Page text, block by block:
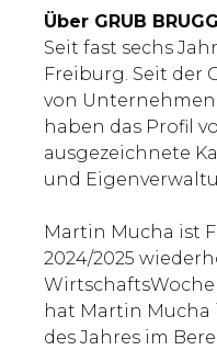
Über GRUB
Seit fast sechs
Freiburg. Seit der
von
haben das Profil
ausgezeichnete
und
Martin Mucha ist
2024/2025
hat Martin Mucha
des Jahres im